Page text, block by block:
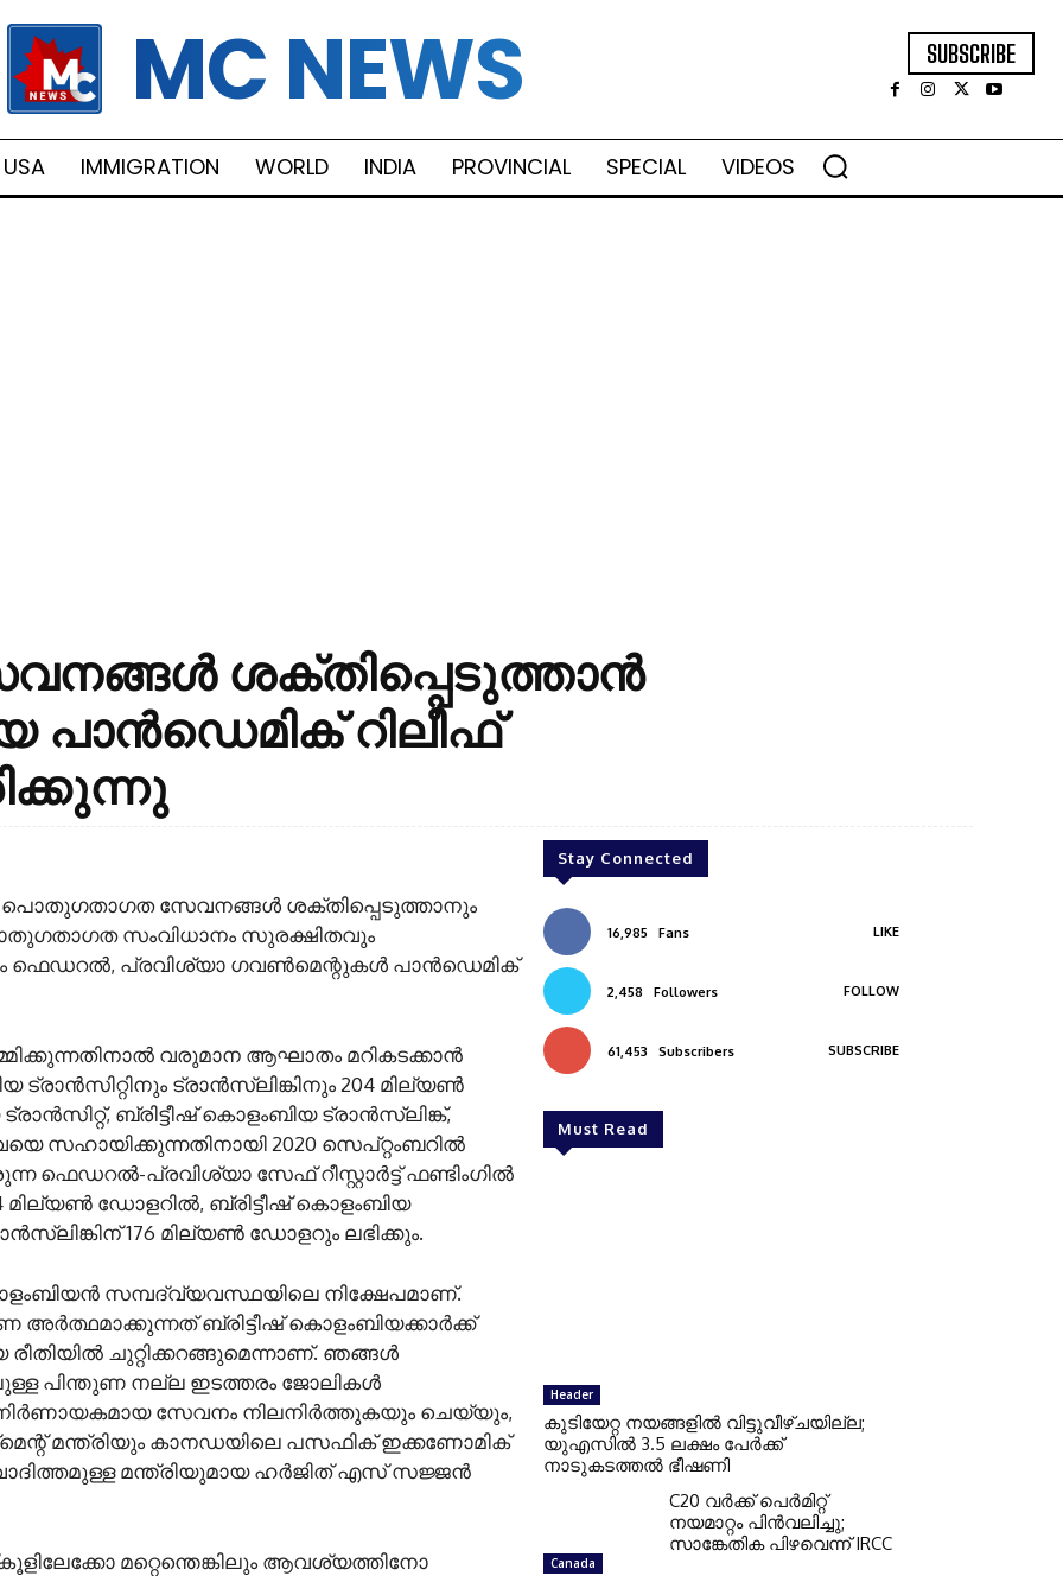
MC NEWS SUBSCRIBE
USA IMMIGRATION WORLD INDIA PROVINCIAL SPECIAL VIDEOS
ശക്തിപ്പെടുത്താൻ
പാൻഡെമിക് റിലീഫ്
പൊതുഗതാഗത സേവനങ്ങൾ ശക്തിപ്പെടുത്താനും
സംവിധാനം സുരക്ഷിതവും
ഫെഡറൽ, പ്രവിശ്യാ ഗവൺമെന്റുകൾ പാൻഡെമിക്
വരുമാന ആഘാതം മറികടക്കാൻ
ട്രാൻസിറ്റിനും ട്രാൻസ്‌ലിങ്കിനും 204 മില്യൺ
ബ്രിട്ടീഷ് കൊളംബിയ ട്രാൻസ്ലിങ്ക്,
സഹായിക്കുന്നതിനായി 2020 സെപ്റ്റംബറിൽ
ഫെഡറൽ-പ്രവിശ്യാ സേഫ് റീസ്റ്റാർട്ട് ഫണ്ടിംഗിൽ
ഡോളറിൽ, ബ്രിട്ടീഷ് കൊളംബിയ
176 മില്യൺ ഡോളറും ലഭിക്കും.
കൊളംബിയൻ സമ്പദ്‌വ്യവസ്ഥയിലെ നിക്ഷേപമാണ്.
അർത്ഥമാക്കുന്നത് ബ്രിട്ടീഷ് കൊളംബിയക്കാർക്ക്
ചുറ്റിക്കറങ്ങുമെന്നാണ്. ഞങ്ങൾ
പിന്തുണ നല്ല ഇടത്തരം ജോലികൾ
സേവനം നിലനിർത്തുകയും ചെയ്യും,
മന്ത്രിയും കാനഡയിലെ പസഫിക് ഇക്കണോമിക്
മന്ത്രിയുമായ ഹർജിത് എസ് സജ്ജൻ
മറ്റെന്തെങ്കിലും ആവശ്യത്തിനോ
Stay Connected
16,985 Fans LIKE
2,458 Followers FOLLOW
61,453 Subscribers SUBSCRIBE
Must Read
Header
കുടിയേറ്റ നയങ്ങളില്‍ വിട്ടുവീഴ്ചയില്ല;
യുഎസില്‍ 3.5 ലക്ഷം പേര്‍ക്ക്
നാടുകടത്തല്‍ ഭീഷണി
Canada
C20 വര്‍ക്ക് പെര്‍മിറ്റ്
നയമാറ്റം പിന്‍വലിച്ചു;
സാങ്കേതിക പിഴവെന്ന് IRCC